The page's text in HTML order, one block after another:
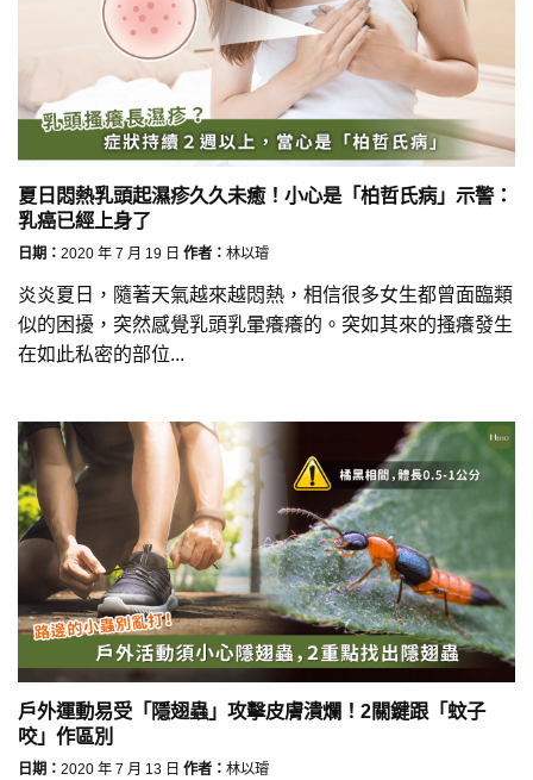
夏日悶熱乳頭起濕疹久久未癒！小心是「柏哲氏病」示警：
乳癌已經上身了
日期： 2020 年 7 月 19 日 作者： 林以璿
炎炎夏日，隨著天氣越來越悶熱，相信很多女生都曾面臨類
似的困擾，突然感覺乳頭乳暈癢癢的。突如其來的搔癢發生
在如此私密的部位...
戶外運動易受「隱翅蟲」攻擊皮膚潰爛！2關鍵跟「蚊子
咬」作區別
日期： 2020 年 7 月 13 日 作者： 林以璿